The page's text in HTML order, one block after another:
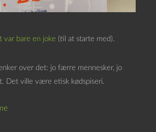
var bare en joke (til at starte med).
over det: jo færre mennesker, jo
Det ville være etisk kødspiseri.